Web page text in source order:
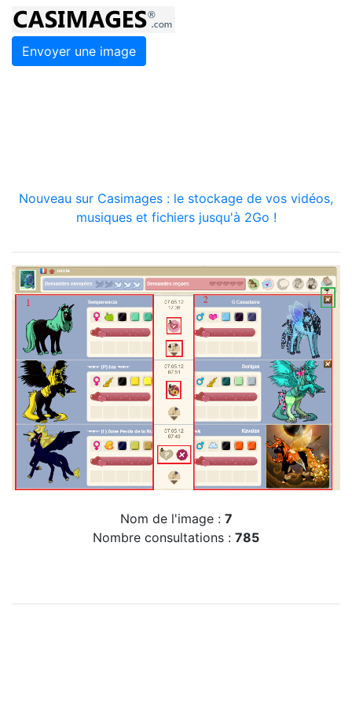
Envoyer une image
Nouveau sur Casimages : le stockage de vos vidéos,
musiques et fichiers jusqu'à 2Go !
Nom de l'image : 7
Nombre consultations : 785